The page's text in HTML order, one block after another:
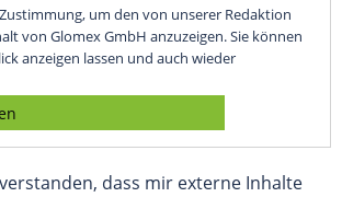
um den von unserer Redaktion
von Glomex GmbH anzuzeigen. Sie können
anzeigen lassen und auch wieder
dass mir externe Inhalte